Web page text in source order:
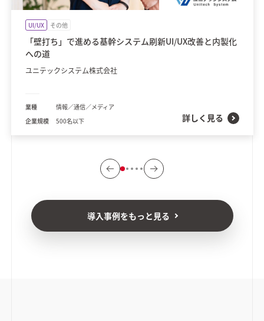
UI/UX その他
「壁打ち」で進める基幹システム刷新UI/UX改善と内製化
への道
ユニテックシステム株式会社
業種
情報／通信／メディア
企業規模
500名以下 詳しく見る
導入事例をもっと見る